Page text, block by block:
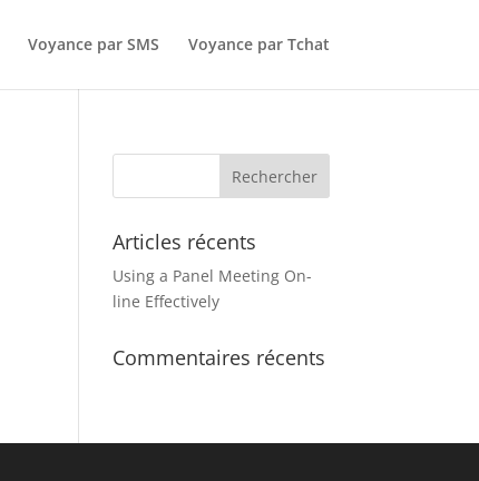
Voyance par SMS Voyance par Tchat
Articles récents
Using a Panel Meeting On-
line Effectively
Commentaires récents